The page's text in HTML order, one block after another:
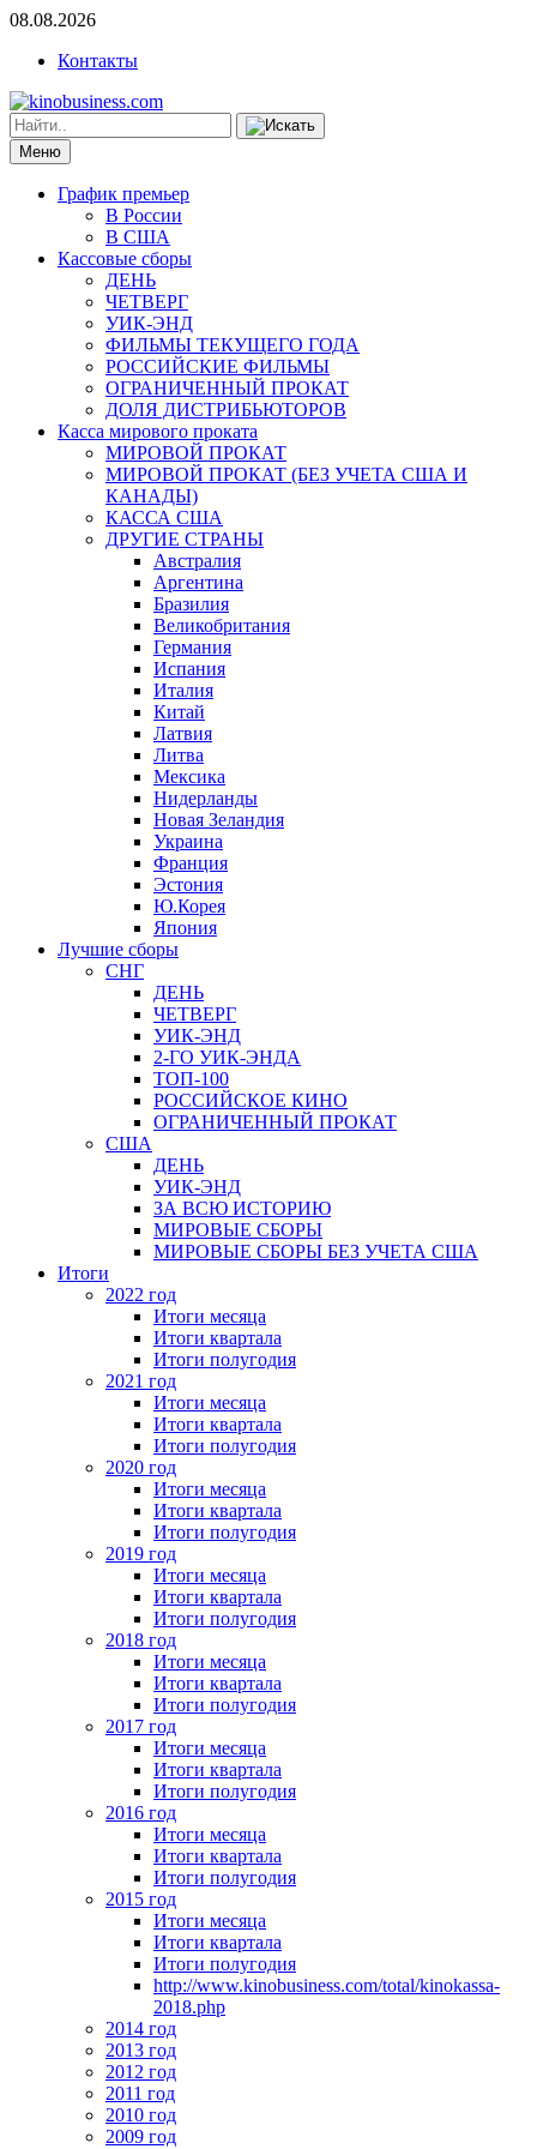
08.08.2026
Контакты
Меню
График премьер
В России
В США
Кассовые сборы
ДЕНЬ
ЧЕТВЕРГ
УИК-ЭНД
ФИЛЬМЫ ТЕКУЩЕГО ГОДА
РОССИЙСКИЕ ФИЛЬМЫ
ОГРАНИЧЕННЫЙ ПРОКАТ
ДОЛЯ ДИСТРИБЬЮТОРОВ
Касса мирового проката
МИРОВОЙ ПРОКАТ
МИРОВОЙ ПРОКАТ (БЕЗ УЧЕТА США И
КАНАДЫ)
КАССА США
ДРУГИЕ СТРАНЫ
Австралия
Аргентина
Бразилия
Великобритания
Германия
Испания
Италия
Китай
Латвия
Литва
Мексика
Нидерланды
Новая Зеландия
Украина
Франция
Эстония
Ю.Корея
Япония
Лучшие сборы
СНГ
ДЕНЬ
ЧЕТВЕРГ
УИК-ЭНД
2-ГО УИК-ЭНДА
ТОП-100
РОССИЙСКОЕ КИНО
ОГРАНИЧЕННЫЙ ПРОКАТ
США
ДЕНЬ
УИК-ЭНД
ЗА ВСЮ ИСТОРИЮ
МИРОВЫЕ СБОРЫ
МИРОВЫЕ СБОРЫ БЕЗ УЧЕТА США
Итоги
2022 год
Итоги месяца
Итоги квартала
Итоги полугодия
2021 год
Итоги месяца
Итоги квартала
Итоги полугодия
2020 год
Итоги месяца
Итоги квартала
Итоги полугодия
2019 год
Итоги месяца
Итоги квартала
Итоги полугодия
2018 год
Итоги месяца
Итоги квартала
Итоги полугодия
2017 год
Итоги месяца
Итоги квартала
Итоги полугодия
2016 год
Итоги месяца
Итоги квартала
Итоги полугодия
2015 год
Итоги месяца
Итоги квартала
Итоги полугодия
http://www.kinobusiness.com/total/kinokassa-
2018.php
2014 год
2013 год
2012 год
2011 год
2010 год
2009 год